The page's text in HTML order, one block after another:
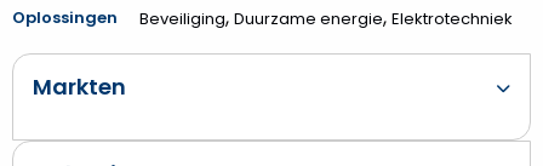
Oplossingen
Beveiliging, Duurzame energie, Elektrotechniek
Markten